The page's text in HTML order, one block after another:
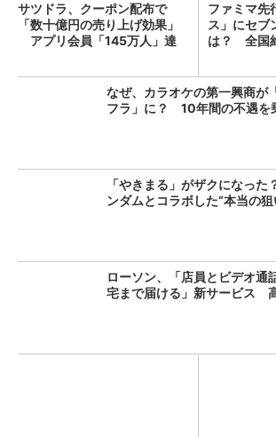
サツドラ、クーポン配布で
「数十億円の売り上げ効果」
アプリ会員「145万人」達
ファミマ先
ス」にセブ
は？ 全国
なぜ、カラオケの第一興商が
フラ」に？ 10年間の不遇を
「やきまる」がザクになっ
ンダムとコラボした“本当の
ローソン、「店員とビデオ通
宅まで届ける」新サービス